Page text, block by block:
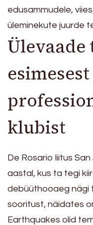
edusammudele,
üleminekute juurde
Ülevaade
esimesest
klubist
De Rosario liitus
aastal, kus ta tegi
debüüthooaeg nägi
sooritust, näidates
Earthquakes olid